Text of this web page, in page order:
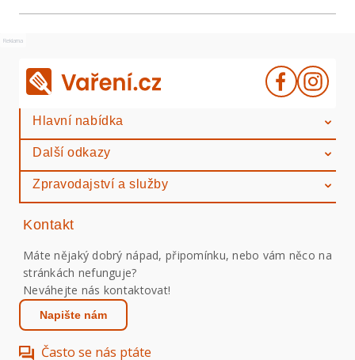
Reklama
Hlavní nabídka
Další odkazy
Zpravodajství a služby
Kontakt
Máte nějaký dobrý nápad, připomínku, nebo vám něco na
stránkách nefunguje?
Neváhejte nás kontaktovat!
Napište nám
Často se nás ptáte